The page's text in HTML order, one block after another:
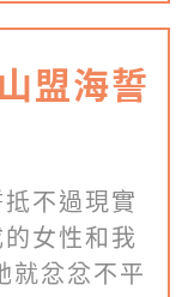
盟海誓
不過現實
女性和我
就忿忿不平